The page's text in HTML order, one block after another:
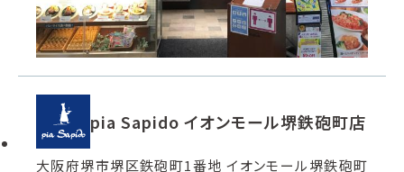
pia Sapido イオンモール堺鉄砲町店
大阪府堺市堺区鉄砲町1番地 イオンモール堺鉄砲町